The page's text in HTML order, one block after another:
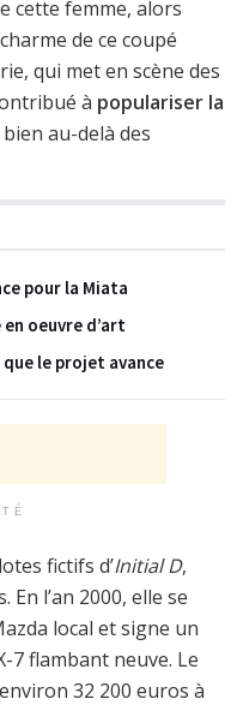
cette femme, alors
de ce coupé
qui met en scène des
à populariser la
bien au-delà des
pour la Miata
oeuvre d’art
le projet avance
fictifs d’Initial D,
l’an 2000, elle se
local et signe un
7 flambant neuve. Le
32 200 euros à